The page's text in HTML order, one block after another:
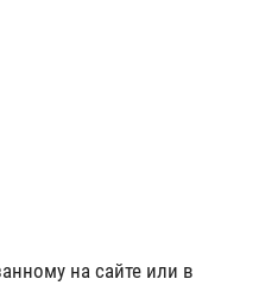
на сайте или в